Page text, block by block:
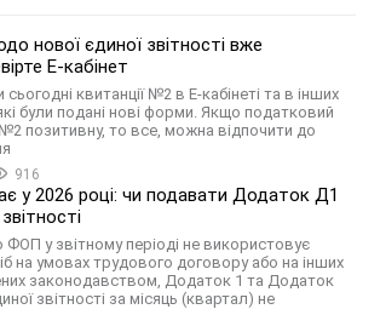
нової єдиної звітності вже
Е-кабінет
квитанції №2 в Е-кабінеті та в інших
були подані нові форми. Якщо податковий
позитивну, то все, можна відпочити до
916
у 2026 році: чи подавати Додаток Д1
у звітному періоді не використовує
на умовах трудового договору або на інших
законодавством, Додаток 1 та Додаток
звітності за місяць (квартал) не